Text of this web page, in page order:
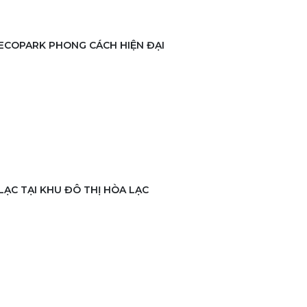
PHONG CÁCH HIỆN ĐẠI
TẠI KHU ĐÔ THỊ HÒA LẠC